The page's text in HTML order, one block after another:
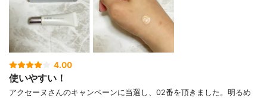
4.00
使いやすい！
アクセーヌさんのキャンペーンに当選し、02番を頂きました。明るめ